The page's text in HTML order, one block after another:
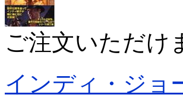
ご注文いただけ
インディ・ジョ